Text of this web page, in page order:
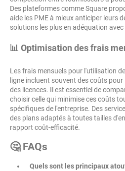
Des plateformes comme Square
aide les PME à mieux anticiper leurs
solutions les plus en adéquation
📊 Optimisation des frais
Les frais mensuels pour l'utilisation
ligne incluent souvent des coûts
des licences. Il est essentiel de
choisir celle qui minimise ces coûts
spécifiques de l'entreprise. Des
des plans adaptés à toutes tailles
rapport coût-efficacité.
🤔 FAQs
Quels sont les principaux